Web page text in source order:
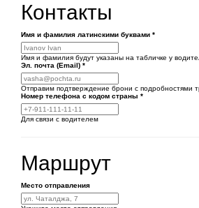
Контакты
Имя и фамилия латинскими буквами *
Имя и фамилия будут указаны на табличке у
Эл. почта (Email) *
Отправим подтверждение брони с подробностями
Номер телефона с кодом страны *
Для связи с водителем
Маршрут
Место отправления